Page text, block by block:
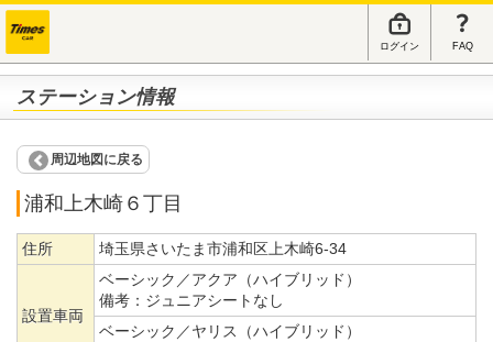
ログイン FAQ
ステーション情報
周辺地図に戻る
浦和上木崎６丁目
住所 埼玉県さいたま市浦和区上木崎6-34
設置車両
ベーシック／アクア（ハイブリッド）
備考： ジュニアシートなし
ベーシック／ヤリス（ハイブリッド）